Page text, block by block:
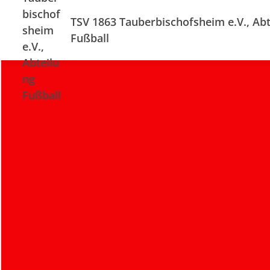
TSV 1863 Tauberbischofsheim e.V.,
Fußball